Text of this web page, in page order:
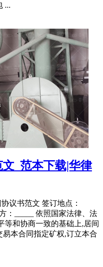
...
_范本下载|华律
议书范文 签订地点：
：_____ 依照国家法律、法
等和协商一致的基础上,居间
本合同指定矿权,订立本合